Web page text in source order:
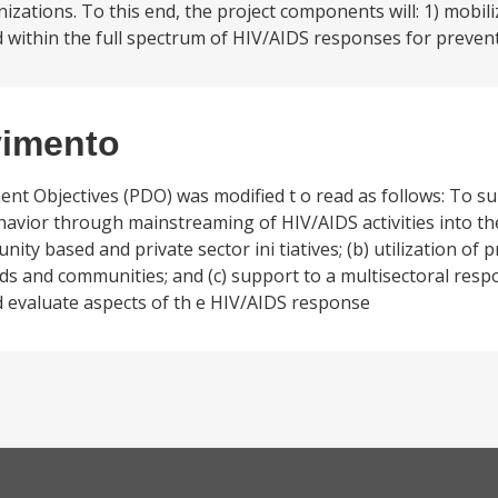
To this end, the project components will: 1)
the full spectrum of HIV/AIDS responses for
Objectives (PDO) was modified t o read as follows: To
through mainstreaming of HIV/AIDS activities into
based and private sector ini tiatives; (b) utilization of
and communities; and (c) support to a multisectoral
aspects of th e HIV/AIDS response